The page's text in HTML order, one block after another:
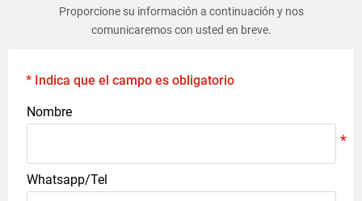
Proporcione su información a continuación y nos
comunicaremos con usted en breve.
* Indica que el campo es obligatorio
Nombre
Whatsapp/Tel